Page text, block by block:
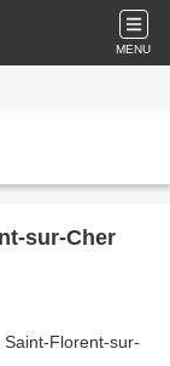
MENU
sur-Cher